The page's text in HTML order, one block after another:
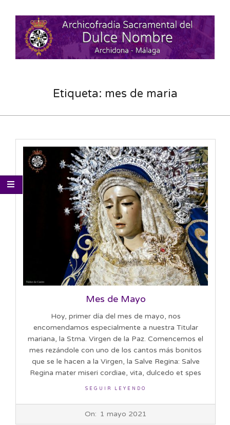
content
Etiqueta: mes de maria
Mes de Mayo
Hoy, primer día del mes de mayo, nos
encomendamos especialmente a nuestra Titular
mariana, la Stma. Virgen de la Paz. Comencemos el
mes rezándole con uno de los cantos más bonitos
que se le hacen a la Virgen, la Salve Regina: Salve
Regina mater miseri cordiae, vita, dulcedo et spes
SEGUIR LEYENDO
On: 1 mayo 2021